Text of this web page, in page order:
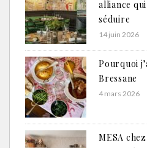
alliance
séduire
14 juin 2026
Pourquoi
Bressane
4 mars 2026
MESA